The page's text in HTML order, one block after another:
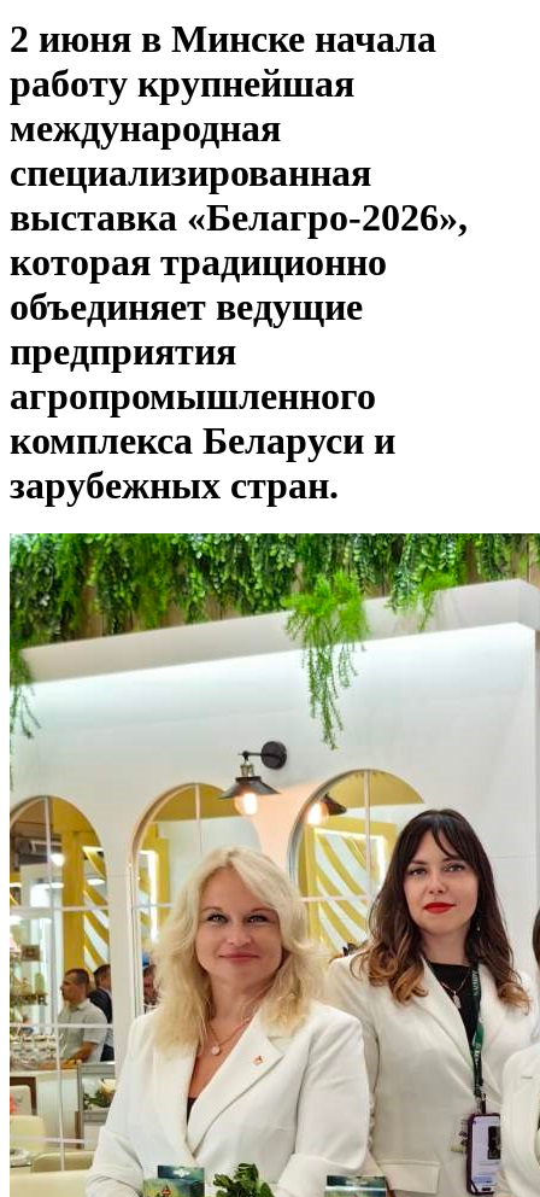
2 июня в Минске начала
работу крупнейшая
международная
специализированная
выставка «Белагро-2026»,
которая традиционно
объединяет ведущие
предприятия
агропромышленного
комплекса Беларуси и
зарубежных стран.